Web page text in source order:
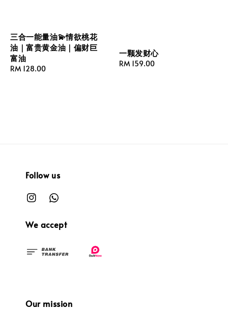
三合一能量油💫情欲桃花
油｜富贵黄金油｜偏财巨
富油
Regular
RM 128.00
一颗发财心
Regular
RM 159.00
Follow us
We accept
Our mission